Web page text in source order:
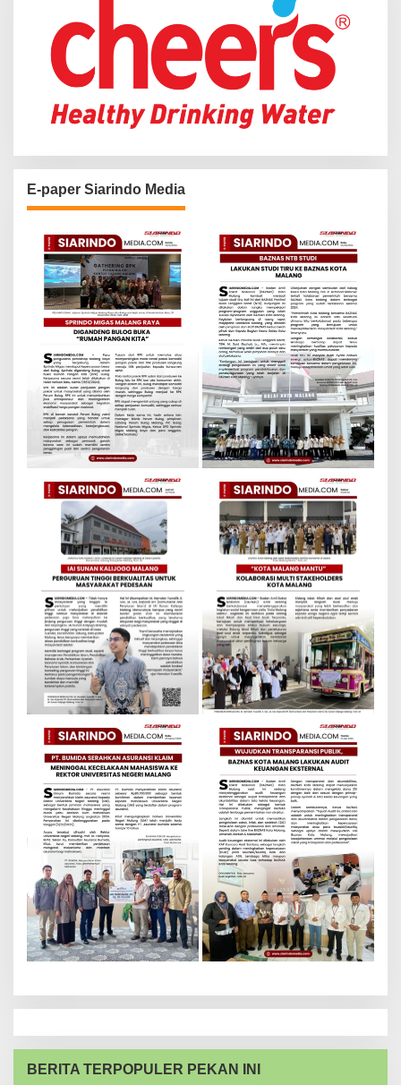
E-paper Siarindo Media
BERITA TERPOPULER PEKAN INI